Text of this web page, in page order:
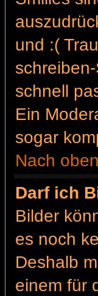
und :(
schnell
Ein
sogar
Nach oben
Darf ich
Bilder
es noch
Deshalb
einem für